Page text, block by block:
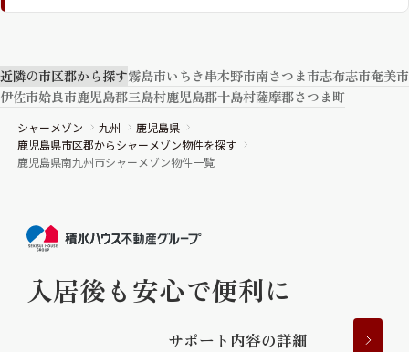
ShaMaison STYLE
シャーメゾンショップを探す
らくらく内見
シャーメゾンライフサポート
自立型サービス付き・シニア向け
近隣の市区郡から探す霧島市いちき串木野市南さつま市志布志市奄美市
伊佐市姶良市鹿児島郡三島村鹿児島郡十島村薩摩郡さつま町
シャーメゾン 九州
鹿児島県
鹿児島県市区郡からシャーメゾン物件を探す
鹿児島県南九州市シャーメゾン物件一覧
入居後も安心で便利に
サポー ト 内容の詳細